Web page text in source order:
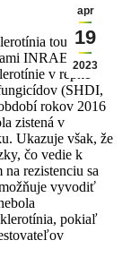
apr
19
2023
tou
INRAE,
v repke
(SHDI,
rokov 2016
zistená v
Ukazuje však, že
čo vedie k
rezistenciu sa
vyvodiť
pokiaľ